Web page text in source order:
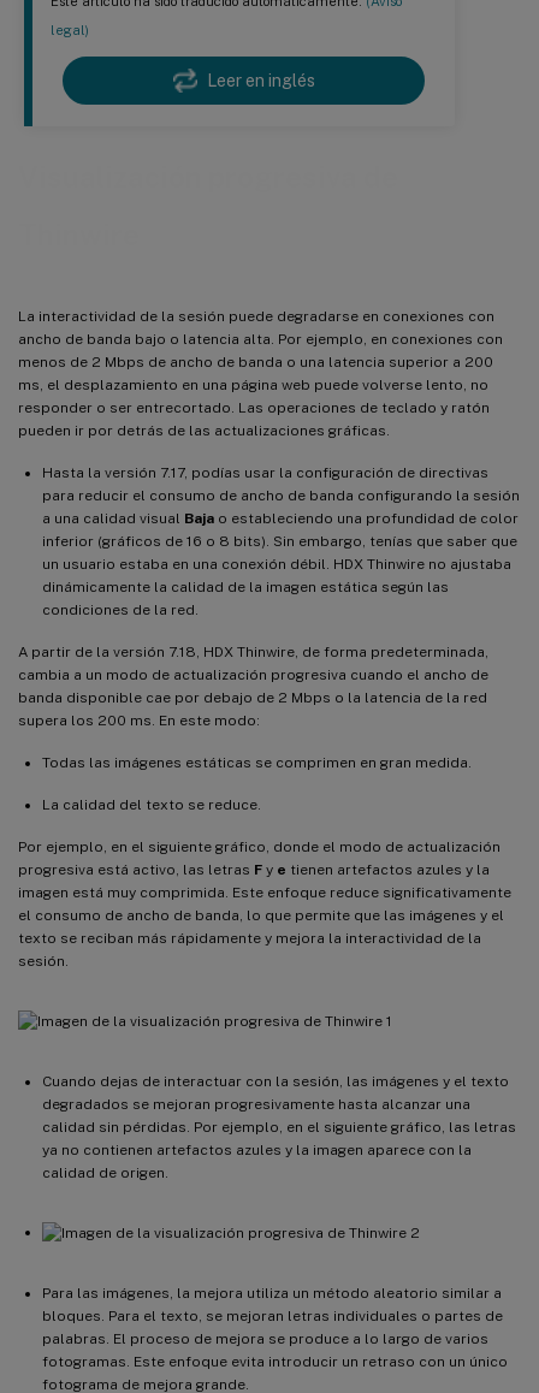
legal)
Leer en inglés
La interactividad de la sesión puede degradarse en conexiones con
ancho de banda bajo o latencia alta. Por ejemplo, en conexiones con
menos de 2 Mbps de ancho de banda o una latencia superior a 200
ms, el desplazamiento en una página web puede volverse lento, no
responder o ser entrecortado. Las operaciones de teclado y ratón
pueden ir por detrás de las actualizaciones gráficas.
Hasta la versión 7.17, podías usar la configuración de directivas
para reducir el consumo de ancho de banda configurando la sesión
a una calidad visual Baja o estableciendo una profundidad de color
inferior (gráficos de 16 o 8 bits). Sin embargo, tenías que saber que
un usuario estaba en una conexión débil. HDX Thinwire no ajustaba
dinámicamente la calidad de la imagen estática según las
condiciones de la red.
A partir de la versión 7.18, HDX Thinwire, de forma predeterminada,
cambia a un modo de actualización progresiva cuando el ancho de
banda disponible cae por debajo de 2 Mbps o la latencia de la red
supera los 200 ms. En este modo:
Todas las imágenes estáticas se comprimen en gran medida.
La calidad del texto se reduce.
Por ejemplo, en el siguiente gráfico, donde el modo de actualización
progresiva está activo, las letras F y e tienen artefactos azules y la
imagen está muy comprimida. Este enfoque reduce significativamente
el consumo de ancho de banda, lo que permite que las imágenes y el
texto se reciban más rápidamente y mejora la interactividad de la
sesión.
Cuando dejas de interactuar con la sesión, las imágenes y el texto
degradados se mejoran progresivamente hasta alcanzar una
calidad sin pérdidas. Por ejemplo, en el siguiente gráfico, las letras
ya no contienen artefactos azules y la imagen aparece con la
calidad de origen.
Para las imágenes, la mejora utiliza un método aleatorio similar a
bloques. Para el texto, se mejoran letras individuales o partes de
palabras. El proceso de mejora se produce a lo largo de varios
fotogramas. Este enfoque evita introducir un retraso con un único
fotograma de mejora grande.